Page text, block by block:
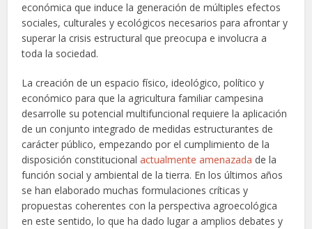
económica que induce la generación de múltiples efectos
sociales, culturales y ecológicos necesarios para afrontar y
superar la crisis estructural que preocupa e involucra a
toda la sociedad.
La creación de un espacio físico, ideológico, político y
económico para que la agricultura familiar campesina
desarrolle su potencial multifuncional requiere la aplicación
de un conjunto integrado de medidas estructurantes de
carácter público, empezando por el cumplimiento de la
disposición constitucionalactualmente amenazada de la
función social y ambiental de la tierra. En los últimos años
se han elaborado muchas formulaciones críticas y
propuestas coherentes con la perspectiva agroecológica
en este sentido, lo que ha dado lugar a amplios debates y